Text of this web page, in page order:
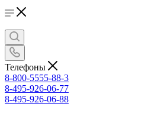
Телефоны
8-800-5555-88-3
8-495-926-06-77
8-495-926-06-88